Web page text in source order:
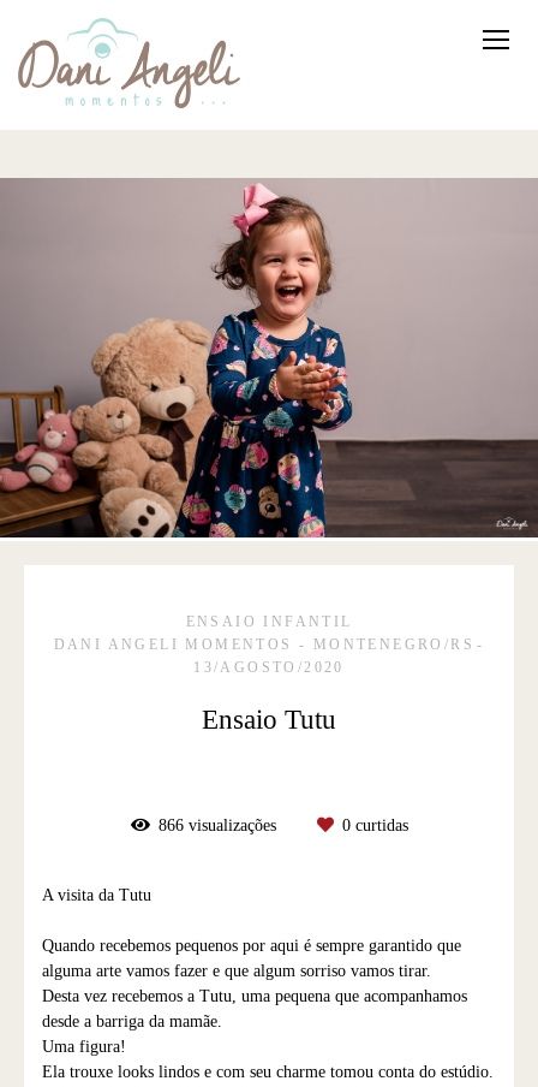
ENSAIO INFANTIL
DANI ANGELI MOMENTOS - MONTENEGRO/RS
13/AGOSTO/2020
Ensaio Tutu
866visualizações 0curtidas
A visita da Tutu
Quando recebemos pequenos por aqui é sempre garantido que
alguma arte vamos fazer e que algum sorriso vamos tirar.
Desta vez recebemos a Tutu, uma pequena que acompanhamos
desde a barriga da mamãe.
Uma figura!
Ela trouxe looks lindos e com seu charme tomou conta do estúdio.